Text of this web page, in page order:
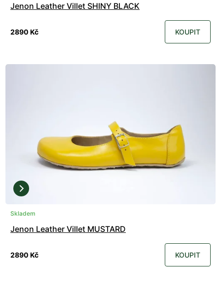
Jenon Leather Villet SHINY BLACK
2890 Kč KOUPIT
Skladem
Jenon Leather Villet MUSTARD
2890 Kč KOUPIT